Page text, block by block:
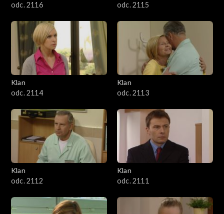
odc. 2116
odc. 2115
Klan
odc. 2114
Klan
odc. 2113
Klan
odc. 2112
Klan
odc. 2111